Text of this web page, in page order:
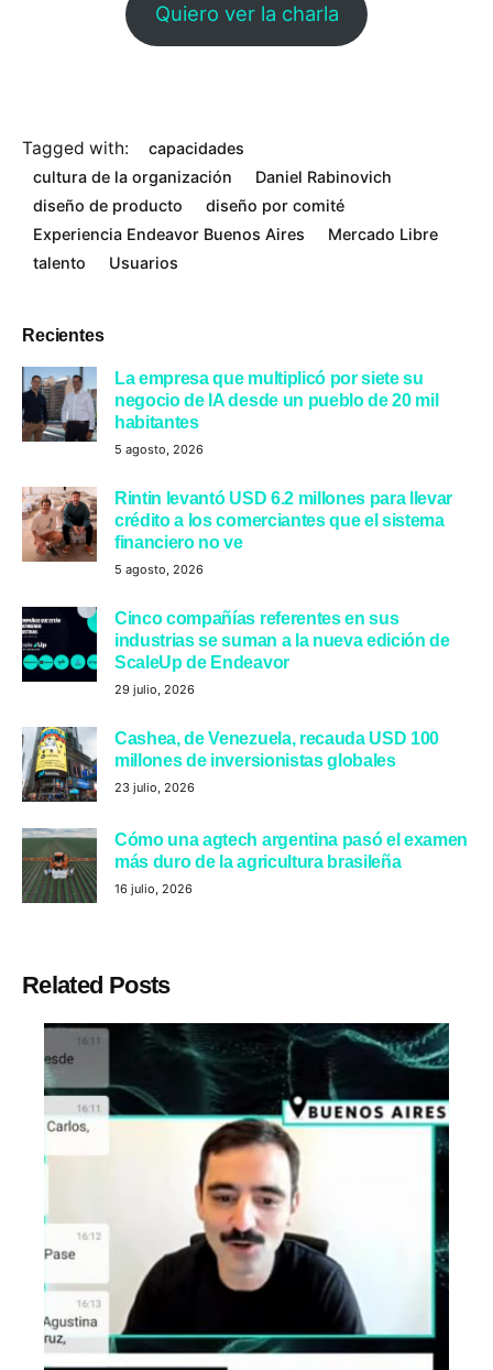
Recientes
La empresa que multiplicó por siete su
negocio de IA desde un pueblo de 20 mil
habitantes
5 agosto, 2026
Rintin levantó USD 6.2 millones para llevar
crédito a los comerciantes que el sistema
financiero no ve
5 agosto, 2026
Cinco compañías referentes en sus
industrias se suman a la nueva edición de
ScaleUp de Endeavor
29 julio, 2026
Cashea, de Venezuela, recauda USD 100
millones de inversionistas globales
23 julio, 2026
Cómo una agtech argentina pasó el examen
más duro de la agricultura brasileña
16 julio, 2026
Quiero ver la charla
Tagged with:
capacidades
cultura de la organización
Daniel Rabinovich
diseño de producto
diseño por comité
Experiencia Endeavor Buenos Aires
Mercado Libre
talento
Usuarios
Related Posts